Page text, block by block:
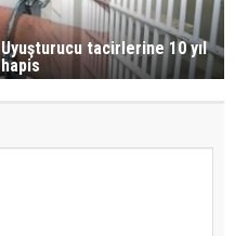
Uyuşturucu tacirlerine 10 yıl
hapis